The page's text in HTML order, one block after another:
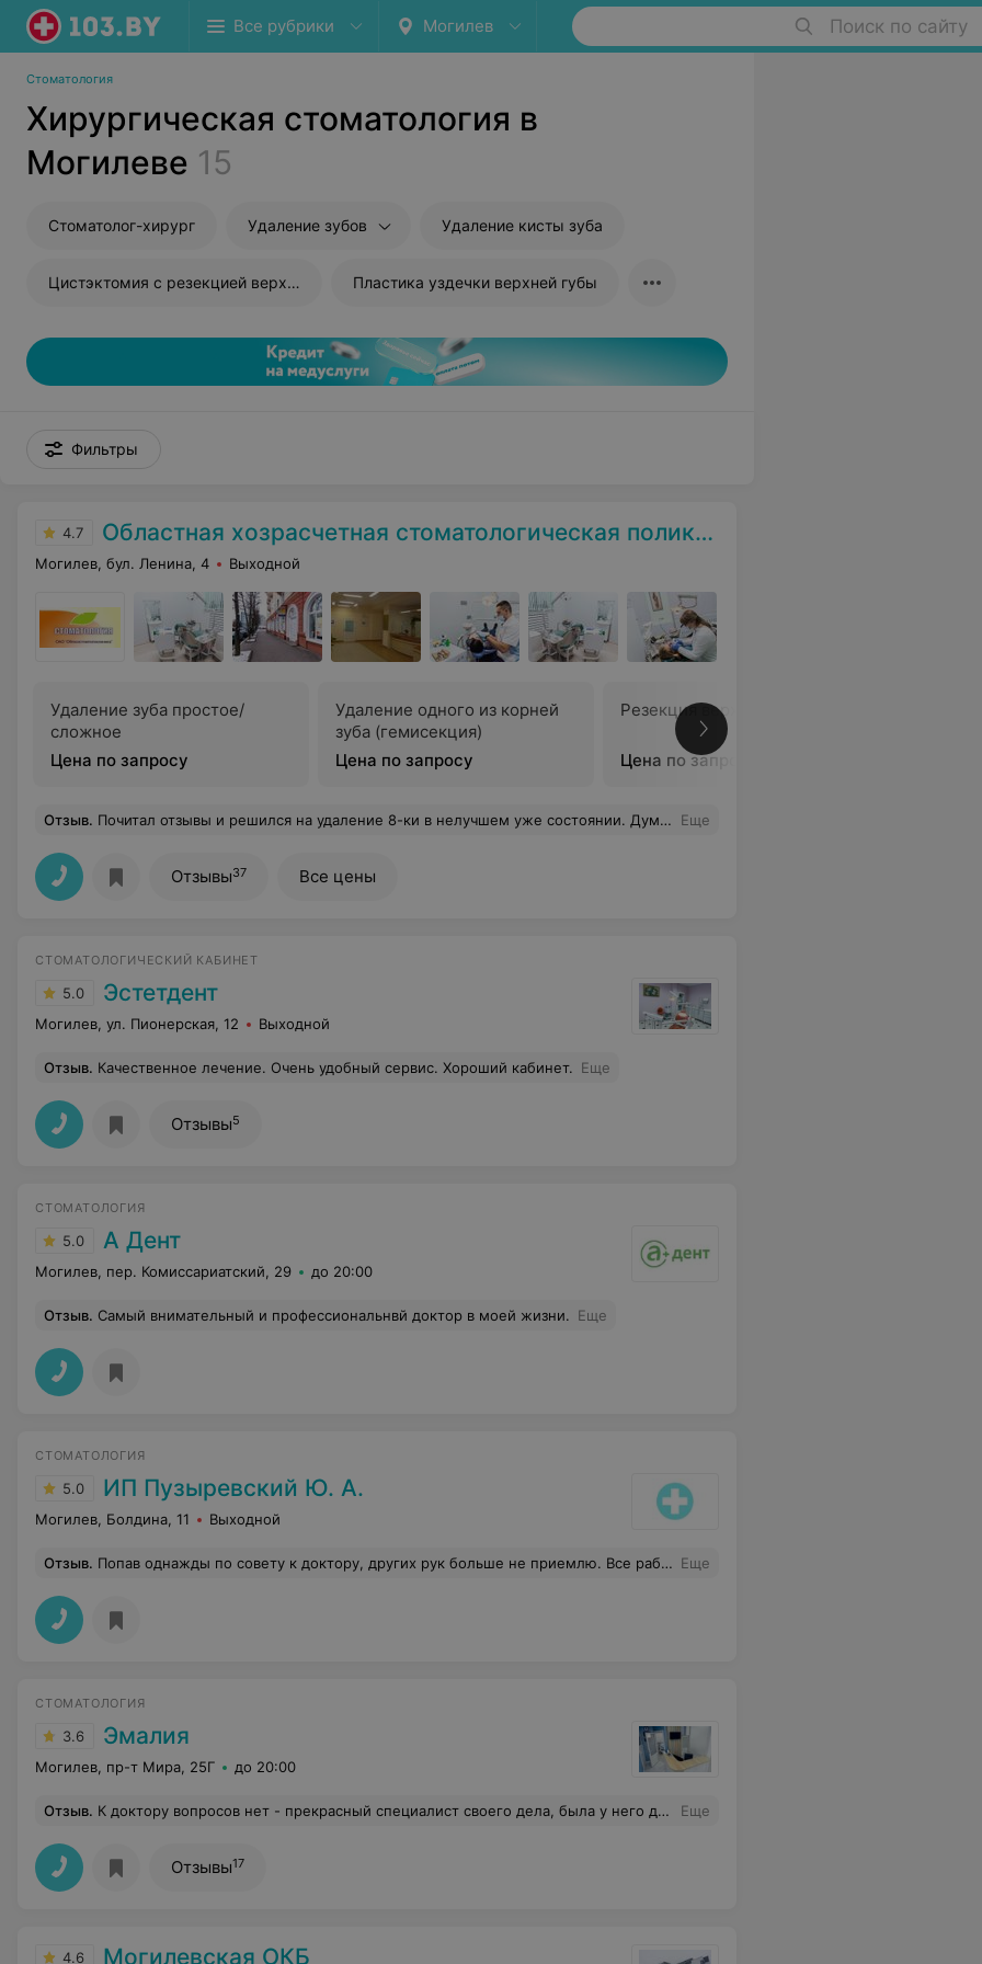
Все рубрики Могилев Поиск по сайту
Стоматология
Хирургическая стоматология в
Могилеве 15
Стоматолог-хирург Удаление зубов Удаление кисты зуба
Цистэктомия с резекцией верхушки корня Пластика уздечки верхней губы
Фильтры
4.7 Областная хозрасчетная стоматологическая поликлиника
Могилев, бул. Ленина, 4 Выходной
Удаление зуба простое/
сложное
Цена по запросу
Удаление одного из корней
зуба (гемисекция)
Цена по запросу
Резекция верхушки корня
Цена по запросу
Отзыв. Почитал отзывы и решился на удаление 8-ки в нелучшем уже состоянии. Думал, что люди на радостях после избавления от мучивших зубов немного приукрашивают возможности хирурга. Я был не прав. Абсолютно никаких болевых ощущений. Большое спасибо! Еще
Отзывы37 Все цены
СТОМАТОЛОГИЧЕСКИЙ КАБИНЕТ
5.0 Эстетдент
Могилев, ул. Пионерская, 12 Выходной
Отзыв. Качественное лечение. Очень удобный сервис. Хороший кабинет. Еще
Отзывы5
СТОМАТОЛОГИЯ
5.0 А Дент
Могилев, пер. Комиссариатский, 29 до 20:00
Отзыв. Самый внимательный и профессиональнвй доктор в моей жизни. Еще
СТОМАТОЛОГИЯ
5.0 ИП Пузыревский Ю. А.
Могилев, Болдина, 11 Выходной
Отзыв. Попав однажды по совету к доктору, других рук больше не приемлю. Все работы делает идеально. Еще
СТОМАТОЛОГИЯ
3.6 Эмалия
Могилев, пр-т Мира, 25Г до 20:00
Отзыв. К доктору вопросов нет - прекрасный специалист своего дела, была у него два раза и, к сожалению, сегодня в последний, потому что административный персонал в клинике это просто кошмар. Сначала не могла никак дозвониться в клинику, поэтому пошла туда лично записаться. Когда записывалась, подхожу к девушке, прошу записать меня на удаление зуба, она смотрит когда может назначить запись, тут звонок , она отвечает и начинает запись другого пациента, который позвонил. Это разве нормально? Была на приемах у врачей и все разы что была - каждый раз принимали позже назначенного времени, ну это еще ладно. Сегодня я прихожу ровно в назначенное мне время приема- 11:00. В 11:07 зовут в кабинет другую девушку. В 11:15 зовут опять другую девушку. Я подхожу к девушке, которая была на ресепшене и спрашиваю почему мне назначено на 11, а передо мной уже два человека приняли, а не меня. Девушка мне отвечает недовольным тоном, что у врача была сложная операция и вас сейчас примут. Ни извинений, ничего. Еще
Отзывы17
4.6 Могилевская ОКБ